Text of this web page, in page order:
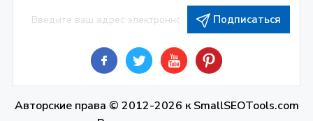
Подписаться
Авторские права © 2012-2026 кSmallSEOTools.com